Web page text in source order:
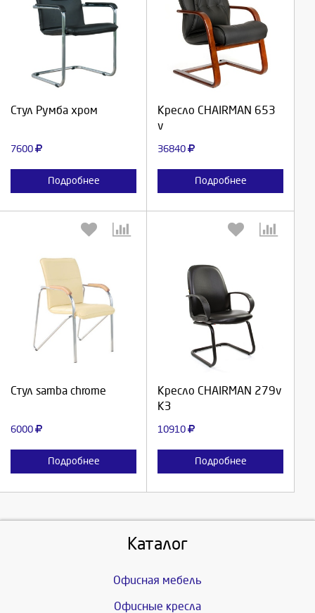
Стул Румба хром
7600
Подробнее
Выберите количество:
Кресло CHAIRMAN 653
v
36840
Подробнее
Выберите количество:
Стул samba chrome
6000
Подробнее
Выберите количество:
Кресло CHAIRMAN 279v
КЗ
10910
Подробнее
Выберите количество:
Каталог
Офисная мебель
Офисные кресла